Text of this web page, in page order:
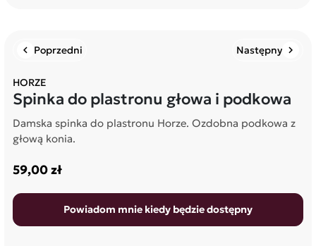
chevron_left Poprzedni Następny chevron_right
HORZE
Spinka do plastronu głowa i podkowa
Damska spinka do plastronu Horze. Ozdobna podkowa z
głową konia.
59,00 zł
Powiadom mnie kiedy będzie dostępny